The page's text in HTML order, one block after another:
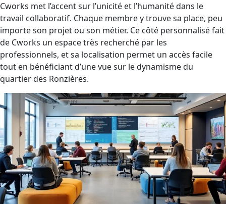
Cworks met l’accent sur l’unicité et l’humanité dans le
travail collaboratif. Chaque membre y trouve sa place, peu
importe son projet ou son métier. Ce côté personnalisé fait
de Cworks un espace très recherché par les
professionnels, et sa localisation permet un accès facile
tout en bénéficiant d’une vue sur le dynamisme du
quartier des Ronzières.